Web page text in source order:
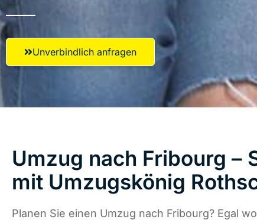
Unverbindlich anfragen
Umzug nach Fribourg –
mit Umzugskönig
Planen Sie einen Umzug nach Fribourg? Egal